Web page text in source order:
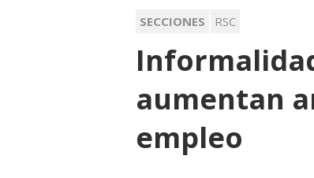
SECCIONES RSC
aumentan
empleo